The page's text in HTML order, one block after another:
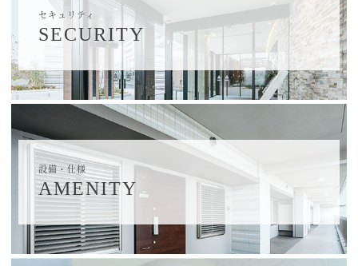
セキュリティ
SECURITY
設備・仕様
AMENITY